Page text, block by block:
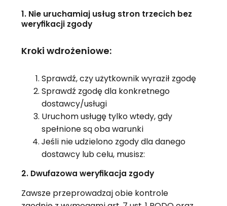
1. Nie uruchamiaj usług stron trzecich bez
weryfikacji zgody
Kroki wdrożeniowe:
Sprawdź, czy użytkownik wyraził zgodę
Sprawdź zgodę dla konkretnego
dostawcy/usługi
Uruchom usługę tylko wtedy, gdy
spełnione są oba warunki
Jeśli nie udzielono zgody dla danego
dostawcy lub celu, musisz:
2. Dwufazowa weryfikacja zgody
Zawsze przeprowadzaj obie kontrole